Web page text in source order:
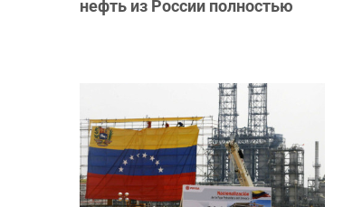
нефть из России полностью